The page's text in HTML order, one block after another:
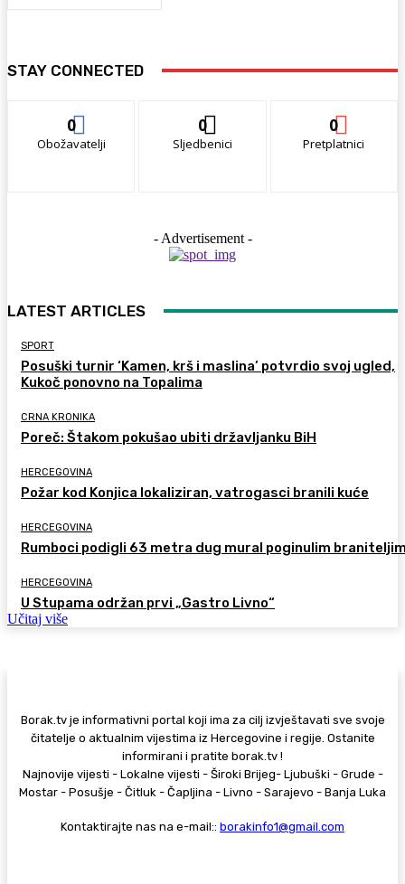
STAY CONNECTED
0
Obožavatelji
0
Sljedbenici
0
Pretplatnici
- Advertisement -
LATEST ARTICLES
SPORT
Posuški turnir ‘Kamen, krš i maslina’ potvrdio svoj ugled,
Kukoč ponovno na Topalima
CRNA KRONIKA
Poreč: Štakom pokušao ubiti državljanku BiH
HERCEGOVINA
Požar kod Konjica lokaliziran, vatrogasci branili kuće
HERCEGOVINA
Rumboci podigli 63 metra dug mural poginulim
HERCEGOVINA
U Stupama održan prvi „Gastro Livno“
Učitaj više
Borak.tv je informativni portal koji ima za cilj izvještavati sve svoje
čitatelje o aktualnim vijestima iz Hercegovine i regije. Ostanite
informirani i pratite borak.tv !
Najnovije vijesti - Lokalne vijesti - Široki Brijeg- Ljubuški - Grude -
Mostar - Posušje - Čitluk - Čapljina - Livno - Sarajevo - Banja Luka
Kontaktirajte nas na e-mail:: borakinfo1@gmail.com